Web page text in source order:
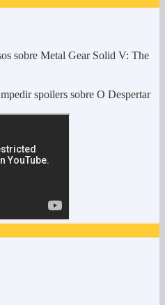
sobre Metal Gear Solid V: The
spoilers sobre O Despertar